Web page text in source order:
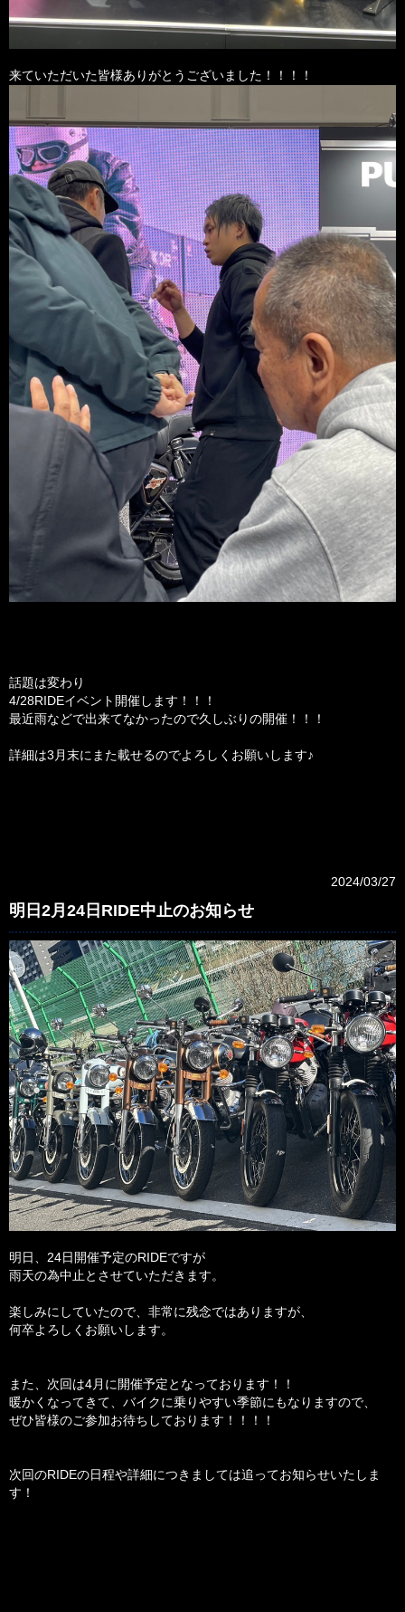
来ていただいた皆様ありがとうございました！！！！
話題は変わり
4/28RIDEイベント開催します！！！
最近雨などで出来てなかったので久しぶりの開催！！！
詳細は3月末にまた載せるのでよろしくお願いします♪
2024/03/27
明日2月24日RIDE中止のお知らせ
明日、24日開催予定のRIDEですが
雨天の為中止とさせていただきます。
楽しみにしていたので、非常に残念ではありますが、
何卒よろしくお願いします。
また、次回は4月に開催予定となっております！！
暖かくなってきて、バイクに乗りやすい季節にもなりますので、
ぜひ皆様のご参加お待ちしております！！！！
次回のRIDEの日程や詳細につきましては追ってお知らせいたしま
す！